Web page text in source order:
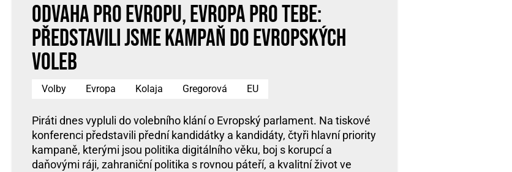
Odvaha pro Evropu, Evropa pro tebe:
představili jsme kampaň do evropských
voleb
Volby Evropa Kolaja Gregorová EU
Piráti dnes vypluli do volebního klání o Evropský parlament. Na tiskové
konferenci představili přední kandidátky a kandidáty, čtyři hlavní priority
kampaně, kterými jsou politika digitálního věku, boj s korupcí a
daňovými ráji, zahraniční politika s rovnou páteří, a kvalitní život ve